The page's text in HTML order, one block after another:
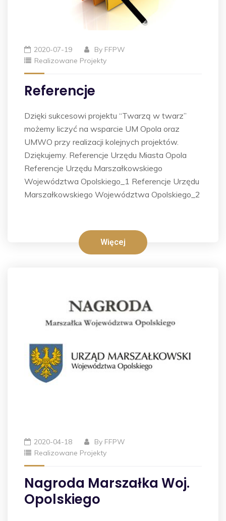
2020-07-19 By FFPW
Realizowane Projekty
Referencje
Dzięki sukcesowi projektu “Twarzą w twarz”
możemy liczyć na wsparcie UM Opola oraz
UMWO przy realizacji kolejnych projektów.
Dziękujemy. Referencje Urzędu Miasta Opola
Referencje Urzędu Marszałkowskiego
Województwa Opolskiego_1 Referencje Urzędu
Marszałkowskiego Województwa Opolskiego_2
Więcej
2020-04-18 By FFPW
Realizowane Projekty
Nagroda Marszałka Woj.
Opolskiego